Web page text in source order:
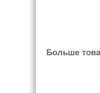
Больше